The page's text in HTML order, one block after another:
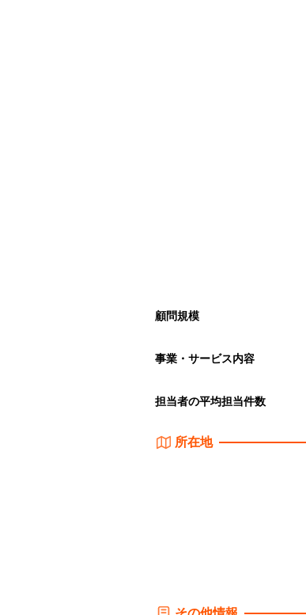
顧問規模
事業・サービス内容
担当者の平均担当件数
所在地